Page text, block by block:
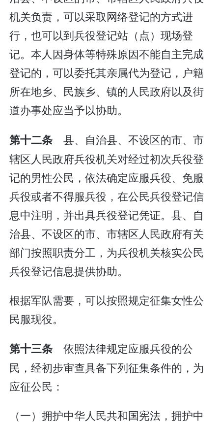
机关负责，可以采取网络登记的方式进
行，也可以到兵役登记站（点）现场登
记。本人因身体等特殊原因不能自主完成
登记的，可以委托其亲属代为登记，户籍
所在地乡、民族乡、镇的人民政府以及街
道办事处应当予以协助。
第十二条 县、自治县、不设区的市、市
辖区人民政府兵役机关对经过初次兵役登
记的男性公民，依法确定应服兵役、免服
兵役或者不得服兵役，在公民兵役登记信
息中注明，并出具兵役登记凭证。县、自
治县、不设区的市、市辖区人民政府有关
部门按照职责分工，为兵役机关核实公民
兵役登记信息提供协助。
根据军队需要，可以按照规定征集女性公
民服现役。
第十三条 依照法律规定应服兵役的公
民，经初步审查具备下列征集条件的，为
应征公民：
（一）拥护中华人民共和国宪法，拥护中